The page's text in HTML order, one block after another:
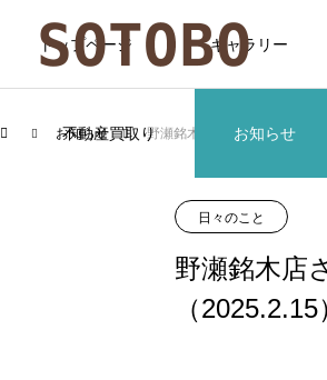
トップページ ギャラリー
不動産買取り お知らせ
お知らせ 野瀬銘木店さんとオフィス
日々のこと
野瀬銘木店
（2025.2.15